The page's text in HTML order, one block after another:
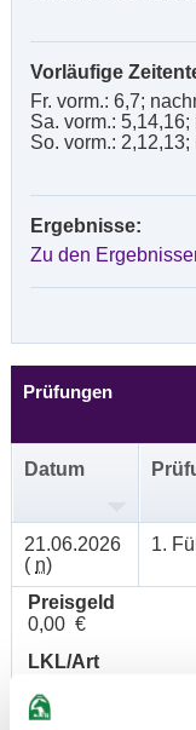
Vorläufige
Fr. vorm.: 6,7;
Sa. vorm.:
So. vorm.:
Ergebnisse:
Zu den
Prüfungen
Datum
21.06.2026
( n)
1.
Preisgeld
0,00 €
LKL/Art